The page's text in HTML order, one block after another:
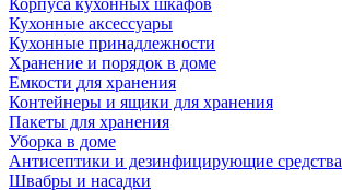
Корпуса кухонных шкафов
Кухонные аксессуары
Кухонные принадлежности
Хранение и порядок в доме
Емкости для хранения
Контейнеры и ящики для хранения
Пакеты для хранения
Уборка в доме
Антисептики и дезинфицирующие средства
Швабры и насадки